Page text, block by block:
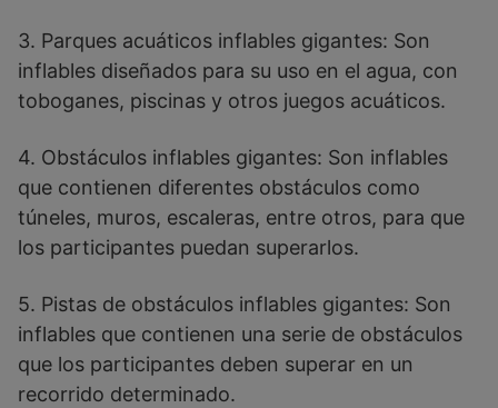
3. Parques acuáticos inflables gigantes: Son
inflables diseñados para su uso en el agua, con
toboganes, piscinas y otros juegos acuáticos.
4. Obstáculos inflables gigantes: Son inflables
que contienen diferentes obstáculos como
túneles, muros, escaleras, entre otros, para que
los participantes puedan superarlos.
5. Pistas de obstáculos inflables gigantes: Son
inflables que contienen una serie de obstáculos
que los participantes deben superar en un
recorrido determinado.